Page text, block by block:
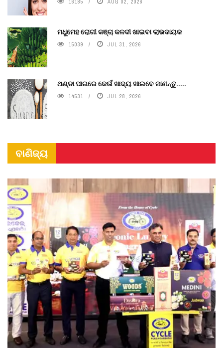
ମଧୁମେହ ରୋଗୀ କଞ୍ଚା କଳଦୀ ଖାଇବା ଲାଭଦାୟକ
15039 JUL 31, 2026
ଥଣ୍ଡା ପାଗରେ କେଉଁ ଖାଦ୍ୟ ଖାଇବେ ଜାଣନ୍ତୁ.....
14531 JUL 28, 2026
ବାଣିଜ୍ୟ